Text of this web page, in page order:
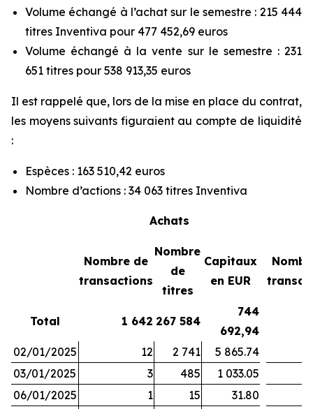
Volume échangé à l’achat sur le semestre : 215 444
titres Inventiva pour 477 452,69 euros
Volume échangé à la vente sur le semestre : 231
651 titres pour 538 913,35 euros
Il est rappelé que, lors de la mise en place du contrat,
les moyens suivants figuraient au compte de liquidité
:
Espèces : 163 510,42 euros
Nombre d’actions : 34 063 titres Inventiva
Achats
Nombre de
transactions
Nombre
de
titres
Capitaux
en EUR
Total 1 642 267 584
744
692,94
02/01/2025 12 2 741
5 865.74
03/01/2025
3 485
1 033.05
06/01/2025
1 15
31.80